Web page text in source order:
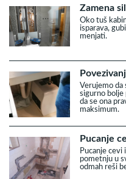
Zamena
Oko tuš
isparava,
menjati.
Verujemo da
sigurno bolje
da se ona
maksimum.
Pucanje
Pucanje cevi
pometnju u
odmah reši